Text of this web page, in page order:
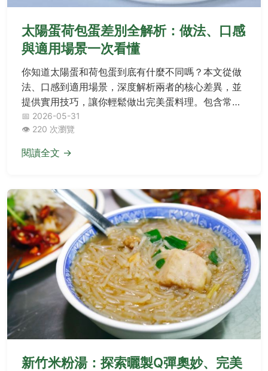
太陽蛋荷包蛋差別全解析：做法、口感
與適用場景一次看懂
你知道太陽蛋和荷包蛋到底有什麼不同嗎？本文從做
法、口感到適用場景，深度解析兩者的核心差異，並
提供實用技巧，讓你輕鬆做出完美蛋料理。包含常見
錯誤解答與進階秘訣，適合所有烹飪愛好者。
📅 2026-05-31
👁️ 220 次瀏覽
閱讀全文 →
新竹米粉湯：探索曬製Q彈奧妙、完美